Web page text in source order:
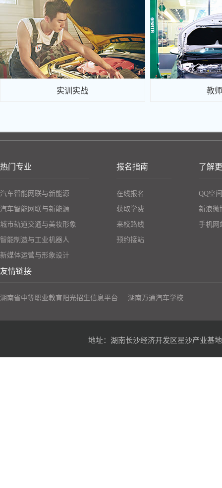
实训实战 教
热门专业
汽车智能网联与新能源
汽车智能网联与新能源
城市轨道交通与美妆形象
智能制造与工业机器人
新媒体运营与形象设计
报名指南
在线报名
获取学费
来校路线
预约接站
了解
QQ空间
新浪微
手机网
友情链接
湖南省中等职业教育阳光招生信息平台 湖南万通汽车学校
地址：湖南长沙经济开发区星沙产业